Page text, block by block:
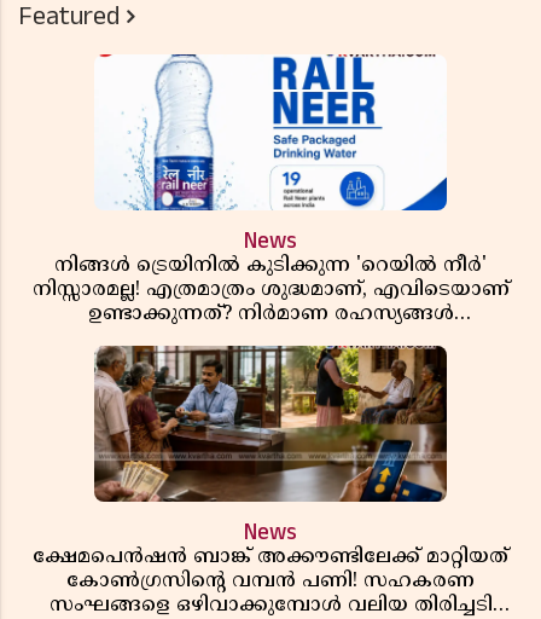
Featured
News
നിങ്ങൾ ട്രെയിനിൽ കുടിക്കുന്ന 'റെയിൽ നീർ'
നിസ്സാരമല്ല! എത്രമാത്രം ശുദ്ധമാണ്, എവിടെയാണ്
ഉണ്ടാക്കുന്നത്? നിർമാണ രഹസ്യങ്ങൾ
News
ക്ഷേമപെൻഷൻ ബാങ്ക് അക്കൗണ്ടിലേക്ക് മാറ്റിയത്
കോൺഗ്രസിന്റെ വമ്പൻ പണി! സഹകരണ
സംഘങ്ങളെ ഒഴിവാക്കുമ്പോൾ വലിയ തിരിച്ചടി